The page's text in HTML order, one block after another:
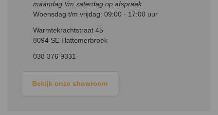
maandag t/m zaterdag op afspraak
Woensdag t/m vrijdag: 09:00 - 17:00 uur
Warmtekrachtstraat 45
8094 SE Hattemerbroek
038 376 9331
Bekijk onze showroom